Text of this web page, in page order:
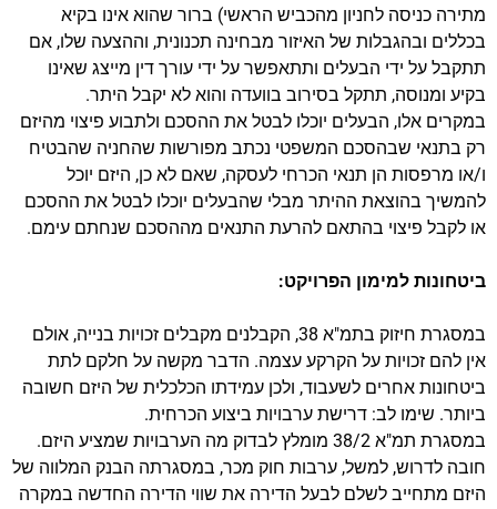
מתירה כניסה לחניון מהכביש הראשי) ברור שהוא אינו בקיא
בכללים ובהגבלות של האיזור מבחינה תכנונית, וההצעה שלו, אם
תתקבל על ידי הבעלים ותתאפשר על ידי עורך דין מייצג שאינו
בקיע ומנוסה, תתקל בסירוב בוועדה והוא לא יקבל היתר.
במקרים אלו, הבעלים יוכלו לבטל את ההסכם ולתבוע פיצוי מהיזם
רק בתנאי שבהסכם המשפטי נכתב מפורשות שהחניה שהבטיח
ו/או מרפסות הן תנאי הכרחי לעסקה, שאם לא כן, היזם יוכל
להמשיך בהוצאת ההיתר מבלי שהבעלים יוכלו לבטל את ההסכם
או לקבל פיצוי בהתאם להרעת התנאים מההסכם שנחתם עימם.
ביטחונות למימון הפרויקט:
במסגרת חיזוק בתמ"א 38, הקבלנים מקבלים זכויות בנייה, אולם
אין להם זכויות על הקרקע עצמה. הדבר מקשה על חלקם לתת
ביטחונות אחרים לשעבוד, ולכן עמידתו הכלכלית של היזם חשובה
ביותר. שימו לב: דרישת ערבויות ביצוע הכרחית.
במסגרת תמ"א 38/2 מומלץ לבדוק מה הערבויות שמציע היזם.
חובה לדרוש, למשל, ערבות חוק מכר, במסגרתה הבנק המלווה של
היזם מתחייב לשלם לבעל הדירה את שווי הדירה החדשה במקרה